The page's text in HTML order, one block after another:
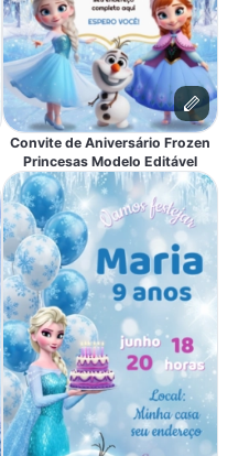
Convite de Aniversário Frozen
Princesas Modelo Editável